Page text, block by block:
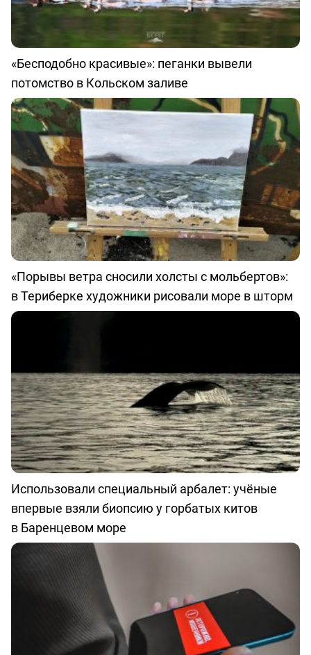
«Бесподобно красивые»: пеганки вывели
потомство в Кольском заливе
«Порывы ветра сносили холсты с мольбертов»:
в Териберке художники рисовали море в шторм
Использовали специальный арбалет: учёные
впервые взяли биопсию у горбатых китов
в Баренцевом море